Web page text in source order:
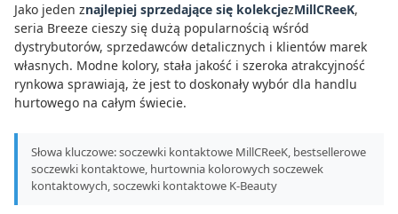
Jako jeden znajlepiej sprzedające się kolekcjezMillCReeK,
seria Breeze cieszy się dużą popularnością wśród
dystrybutorów, sprzedawców detalicznych i klientów marek
własnych. Modne kolory, stała jakość i szeroka atrakcyjność
rynkowa sprawiają, że jest to doskonały wybór dla handlu
hurtowego na całym świecie.
Słowa kluczowe: soczewki kontaktowe MillCReeK, bestsellerowe
soczewki kontaktowe, hurtownia kolorowych soczewek
kontaktowych, soczewki kontaktowe K-Beauty